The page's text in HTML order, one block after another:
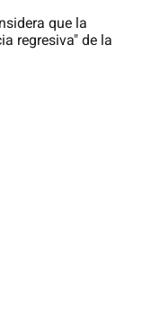
que la
regresiva" de la